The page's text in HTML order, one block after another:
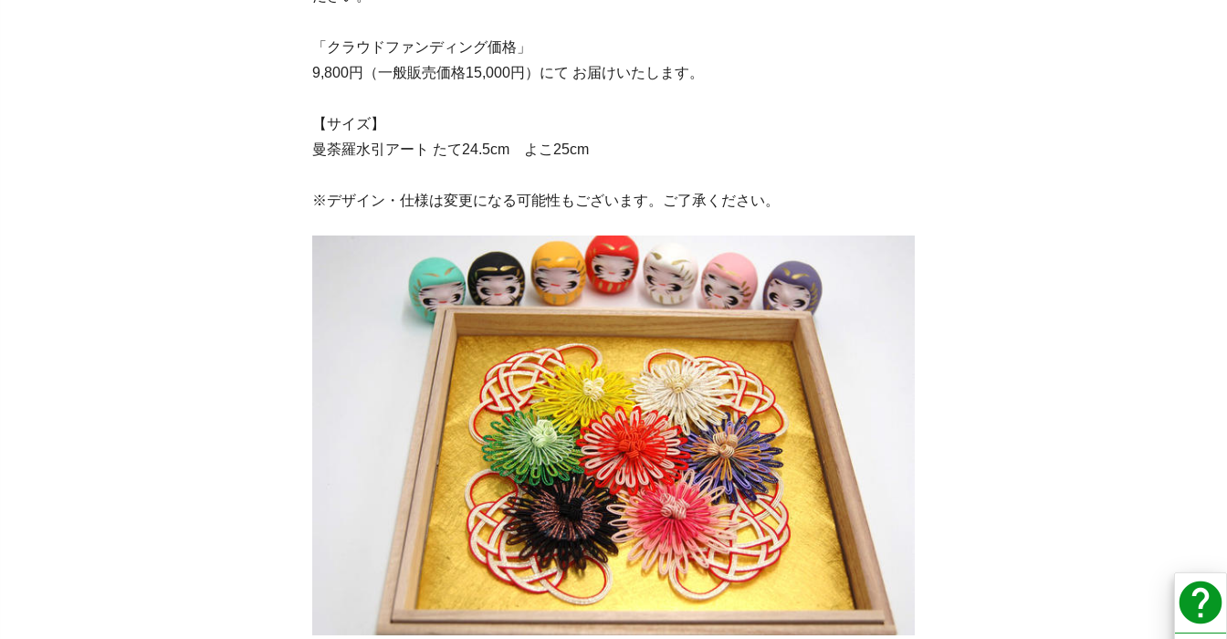
「クラウドファンディング価格」
9,800円（一般販売価格15,000円）にて お届けいたします。
【サイズ】
曼荼羅水引アート たて24.5cm よこ25cm
※デザイン・仕様は変更になる可能性もございます。ご了承ください。
help